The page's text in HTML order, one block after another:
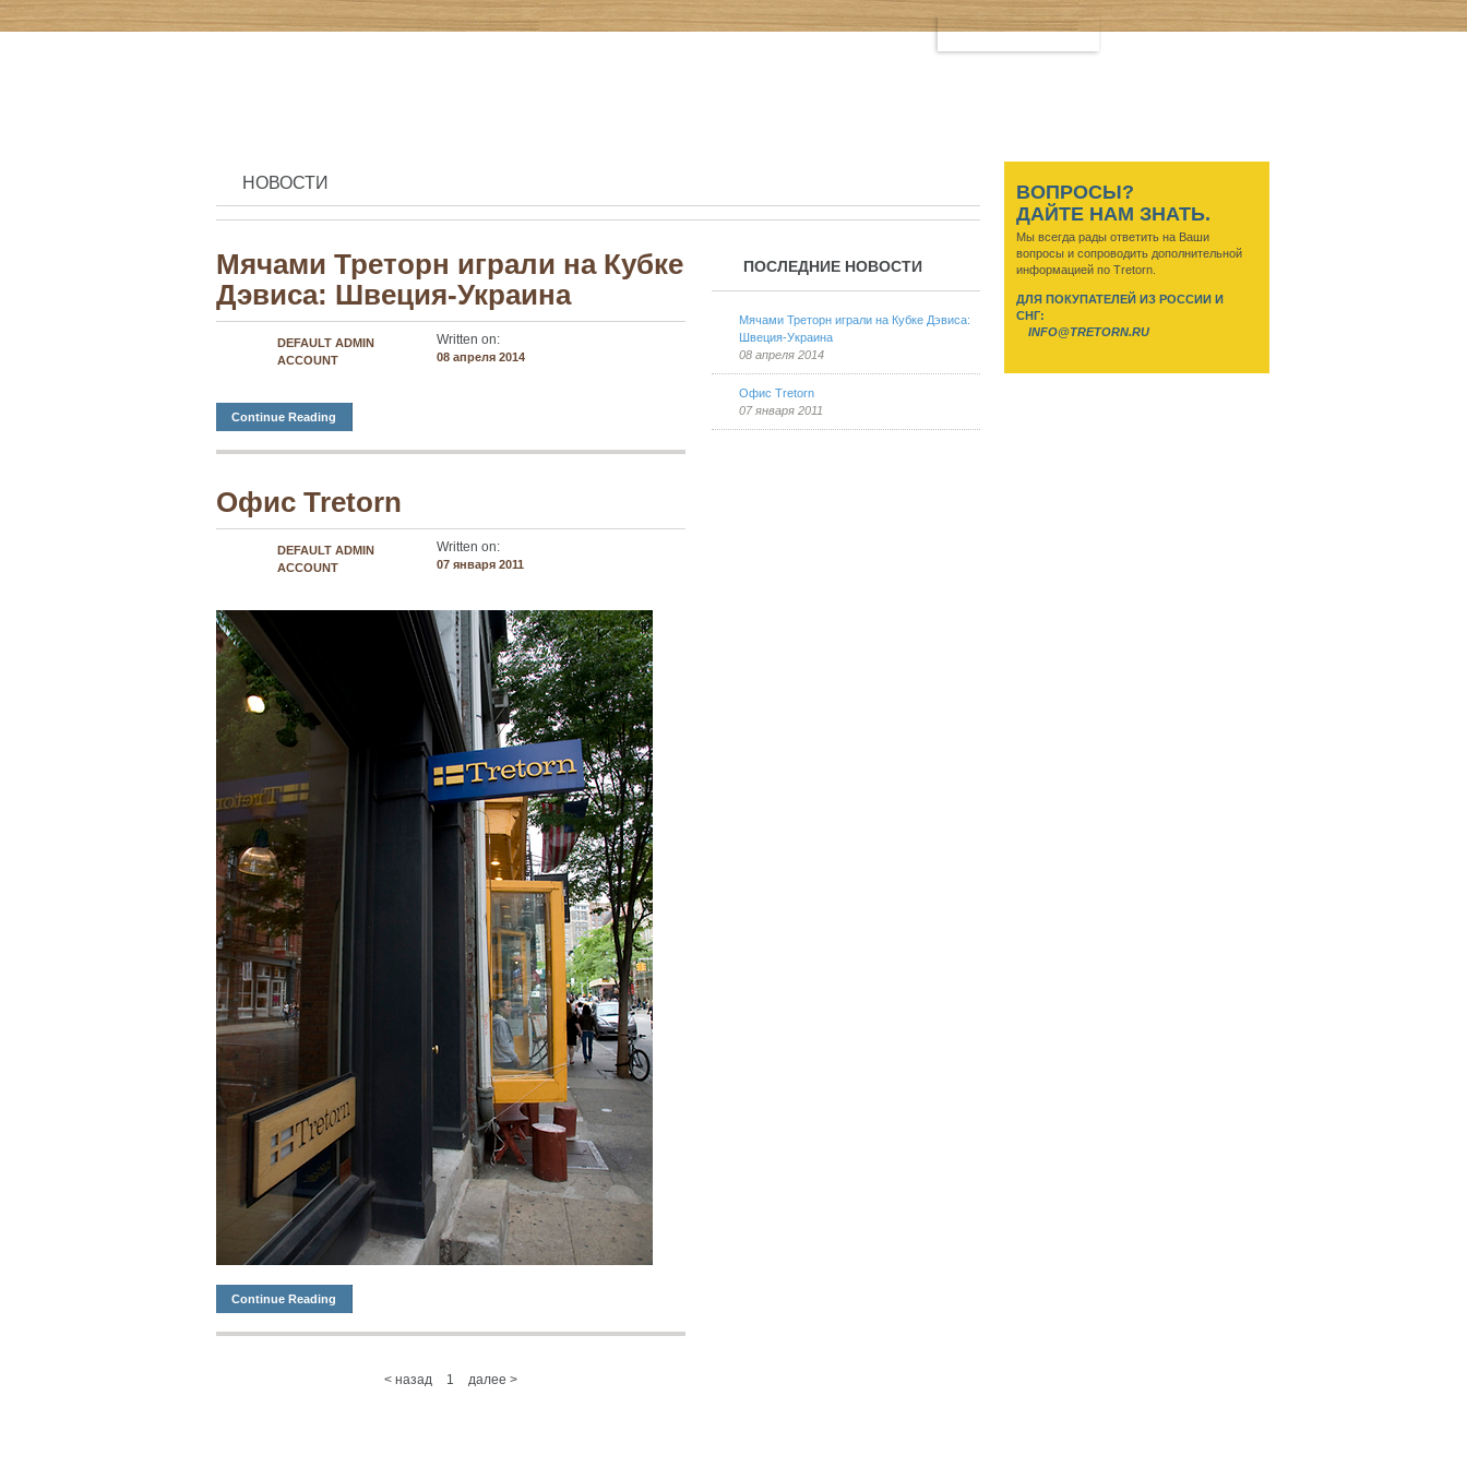
НОВОСТИ
Мячами Треторн играли на Кубке
Дэвиса: Швеция-Украина
DEFAULT ADMIN
ACCOUNT
Written on:
08 апреля 2014
Continue Reading
Офис Tretorn
DEFAULT ADMIN
ACCOUNT
Written on:
07 января 2011
Continue Reading
< назад 1 далее >
ПОСЛЕДНИЕ НОВОСТИ
Мячами Треторн играли на Кубке Дэвиса:
Швеция-Украина
08 апреля 2014
Офис Tretorn
07 января 2011
ВОПРОСЫ?
ДАЙТЕ НАМ ЗНАТЬ.
Мы всегда рады ответить на Ваши
вопросы и сопроводить дополнительной
информацией по Tretorn.
ДЛЯ ПОКУПАТЕЛЕЙ ИЗ РОССИИ И
СНГ:
INFO@TRETORN.RU